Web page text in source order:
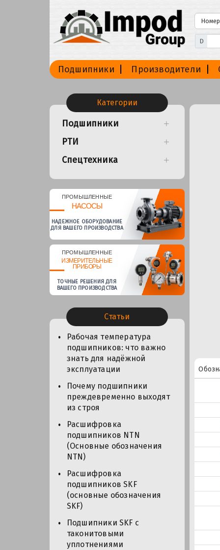
D
Подшипники Производители
Категории
Подшипники
РТИ
Спецтехника
ПРОМЫШЛЕННЫЕ
НАСОСЫ
НАДЕЖНОЕ ОБОРУДОВАНИЕ
ДЛЯ ВАШЕГО ПРОИЗВОДСТВА
ПРОМЫШЛЕННЫЕ
ИЗМЕРИТЕЛЬНЫЕ
ПРИБОРЫ
ТОЧНЫЕ РЕШЕНИЯ ДЛЯ
ВАШЕГО ПРОИЗВОДСТВА
Статьи
Рабочая температура
подшипников: что важно
знать для надёжной
эксплуатации
Почему подшипники
преждевременно выходят
из строя
Расшифровка
подшипников NTN
(Основные обозначения
NTN)
Расшифровка
подшипников SKF
(основные обозначения
SKF)
Подшипники SKF с
таконитовыми
уплотнениями